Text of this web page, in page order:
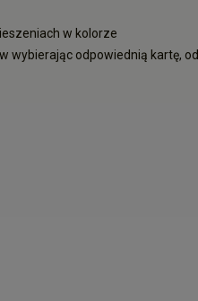
w kolorze
wybierając odpowiednią kartę, od